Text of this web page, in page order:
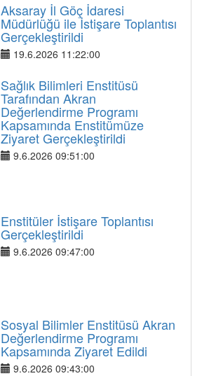
Aksaray İl Göç İdaresi
Müdürlüğü ile İstişare Toplantısı
Gerçekleştirildi
19.6.2026 11:22:00
Sağlık Bilimleri Enstitüsü
Tarafından Akran
Değerlendirme Programı
Kapsamında Enstitümüze
Ziyaret Gerçekleştirildi
9.6.2026 09:51:00
Enstitüler İstişare Toplantısı
Gerçekleştirildi
9.6.2026 09:47:00
Sosyal Bilimler Enstitüsü Akran
Değerlendirme Programı
Kapsamında Ziyaret Edildi
9.6.2026 09:43:00